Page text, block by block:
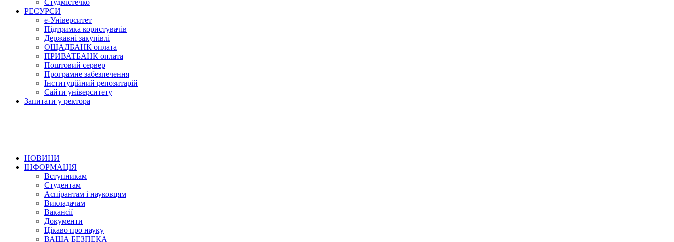
Студмістечко
РЕСУРСИ
е-Університет
Підтримка користувачів
Державні закупівлі
ОЩАДБАНК оплата
ПРИВАТБАНК оплата
Поштовий сервер
Програмне забезпечення
Інституційний репозитарій
Сайти університету
Запитати у ректора
НОВИНИ
ІНФОРМАЦІЯ
Вступникам
Студентам
Аспірантам і науковцям
Викладачам
Вакансії
Документи
Цікаво про науку
ВАША БЕЗПЕКА